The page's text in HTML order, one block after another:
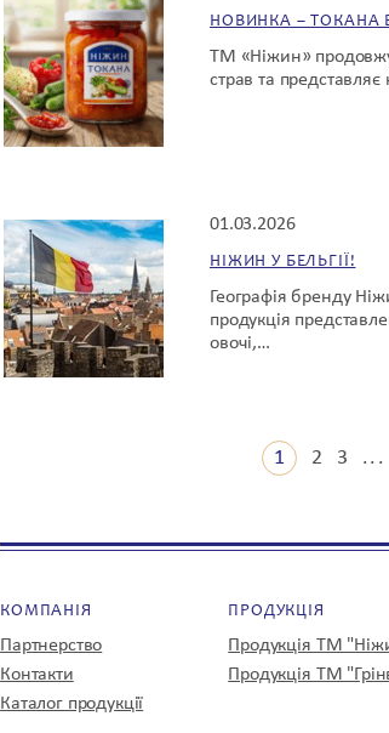
НОВИНКА – ТОКАНА
ТМ «Ніжин»
страв та
01.03.2026
НІЖИН У БЕЛЬГІЇ!
Географія бренду
продукція
овочі,…
1 2 3 ...
КОМПАНІЯ
Партнерство
Контакти
Каталог продукції
ПРОДУКЦІЯ
Продукція ТМ
Продукція ТМ